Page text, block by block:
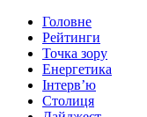
Головне
Рейтинги
Точка зору
Енергетика
Інтерв’ю
Столиця